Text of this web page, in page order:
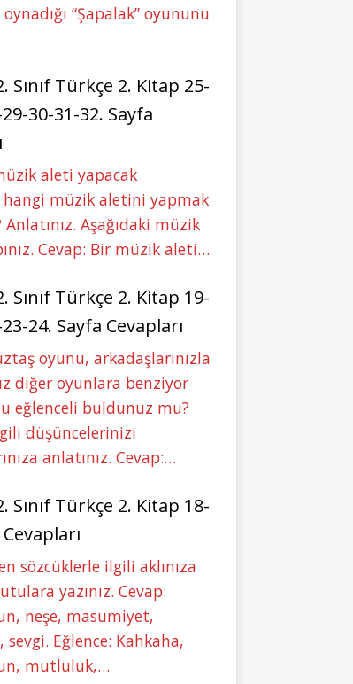
“Şapalak” oyununu
Sınıf Türkçe 2. Kitap 25-
30-31-32. Sayfa
aleti yapacak
hangi müzik aletini yapmak
Aşağıdaki müzik
Cevap: Bir müzik aleti…
Sınıf Türkçe 2. Kitap 19-
24. Sayfa Cevapları
oyunu, arkadaşlarınızla
diğer oyunlara benziyor
eğlenceli buldunuz mu?
düşüncelerinizi
anlatınız. Cevap:…
Sınıf Türkçe 2. Kitap 18-
sözcüklerle ilgili aklınıza
yazınız. Cevap:
neşe, masumiyet,
sevgi. Eğlence: Kahkaha,
mutluluk,…